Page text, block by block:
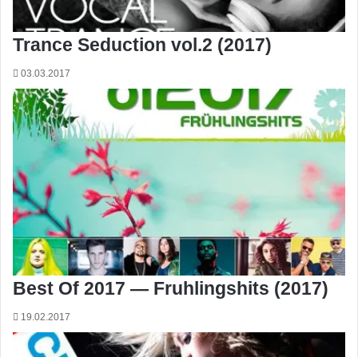
Trance Seduction vol.2 (2017)
03.03.2017
Best Of 2017 — Fruhlingshits (2017)
19.02.2017